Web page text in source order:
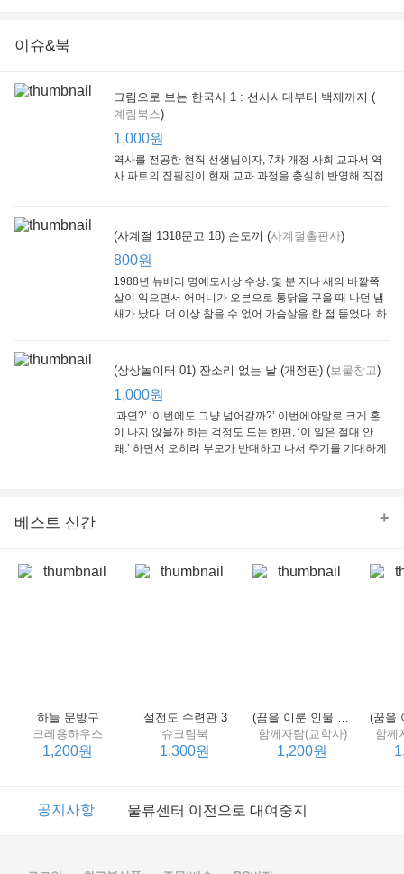
Little, Brown
1,000원
큰솔(토토북)
동아일보사
이슈&북
그림으로 보는 한국사 1 : 선사시대부터 백제까지 (
계림북스)
1,000원
역사를 전공한 현직 선생님이자, 7차 개정 사회 교과서 역
사 파트의 집필진이 현재 교과 과정을 충실히 반영해 직접
(사계절 1318문고 18) 손도끼 (사계절출판사)
800원
1988년 뉴베리 명예도서상 수상. 몇 분 지나 새의 바깥쪽
살이 익으면서 어머니가 오븐으로 통닭을 구울 때 나던 냄
새가 났다. 더 이상 참을 수 없어 가슴살을 한 점 뜯었다. 하
(상상놀이터 01) 잔소리 없는 날 (개정판) (보물창고)
1,000원
‘과연?’ ‘이번에도 그냥 넘어갈까?’ 이번에야말로 크게 혼
이 나지 않을까 하는 걱정도 드는 한편, ‘이 일은 절대 안
돼.’ 하면서 오히려 부모가 반대하고 나서 주기를 기대하게
베스트 신간 +
하늘 문방구
크레용하우스
1,200원
설전도 수련관 3
슈크림북
1,300원
(꿈을 이룬 인물 탐구 2) 제인 구달
함께자람(교학사)
1,200원
함께
이벤트 2017년 리브피아 여름방학 참고서 이벤트
공지사항 물류센터 이전으로 대여중지